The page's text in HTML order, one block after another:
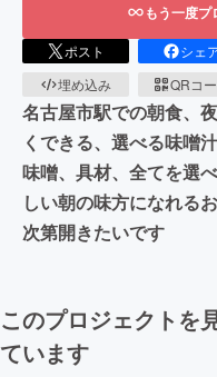
もう一度
ポスト シェ
埋め込み
QRコ
名古屋市駅での朝食、
くできる、選べる味噌
味噌、具材、全てを選
しい朝の味方になれる
次第開きたいです
このプロジェクトを
ています